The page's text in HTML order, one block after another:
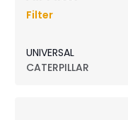
Filter
UNIVERSAL
CATERPILLAR